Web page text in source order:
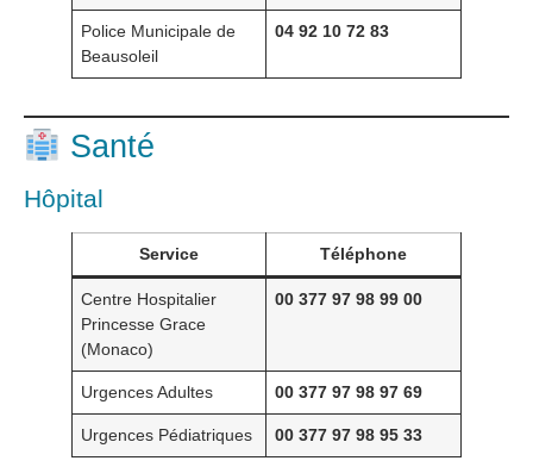
Police Municipale de
Beausoleil
04 92 10 72 83
Santé
Hôpital
Service Téléphone
Centre Hospitalier
Princesse Grace
(Monaco)
00 377 97 98 99 00
Urgences Adultes 00 377 97 98 97 69
Urgences Pédiatriques 00 377 97 98 95 33